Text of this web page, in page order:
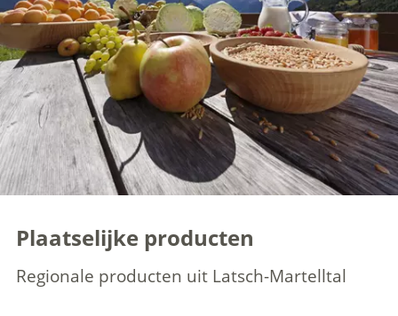
Plaatselijke producten
Regionale producten uit Latsch-Martelltal